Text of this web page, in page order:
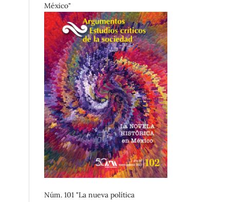
México"
Núm. 101 "La nueva política